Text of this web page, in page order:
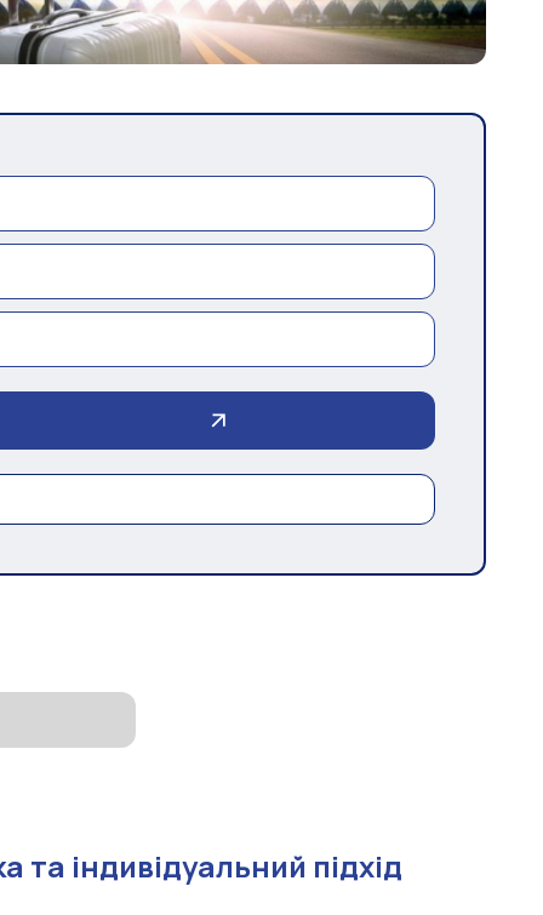
та індивідуальний підхід